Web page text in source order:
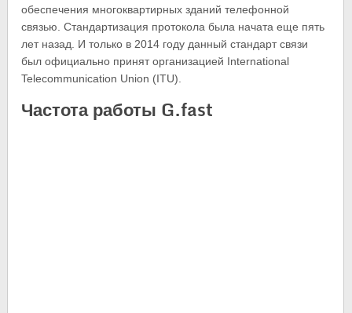
обеспечения многоквартирных зданий телефонной
связью. Стандартизация протокола была начата еще пять
лет назад. И только в 2014 году данный стандарт связи
был официально принят организацией International
Telecommunication Union (ITU).
Частота работы G.fast